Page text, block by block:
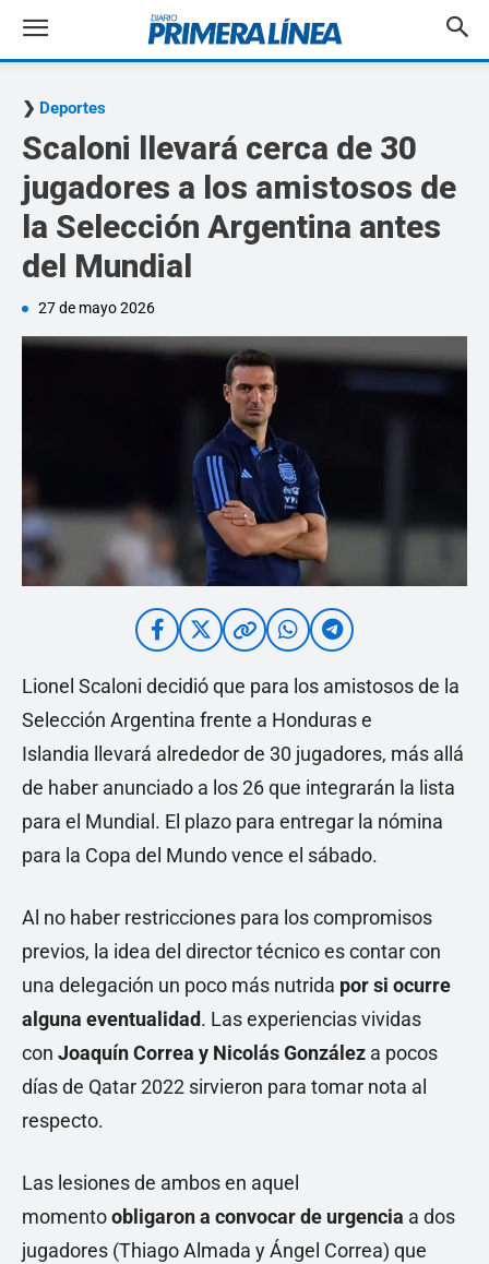
Deportes
Scaloni llevará cerca de 30
jugadores a los amistosos de
la Selección Argentina antes
del Mundial
27 de mayo 2026
Lionel Scaloni decidió que para los amistosos de la
Selección Argentina frente a Honduras e
Islandia llevará alrededor de 30 jugadores, más allá
de haber anunciado a los 26 que integrarán la lista
para el Mundial. El plazo para entregar la nómina
para la Copa del Mundo vence el sábado.
Al no haber restricciones para los compromisos
previos, la idea del director técnico es contar con
una delegación un poco más nutrida por si ocurre
alguna eventualidad. Las experiencias vividas
con Joaquín Correa y Nicolás González a pocos
días de Qatar 2022 sirvieron para tomar nota al
respecto.
Las lesiones de ambos en aquel
momentoobligaron a convocar de urgencia a dos
jugadores (Thiago Almada y Ángel Correa) que